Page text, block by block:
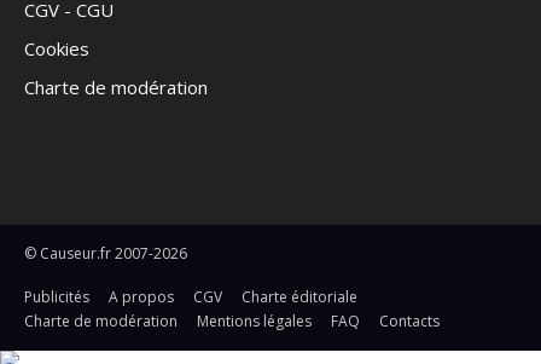
CGV - CGU
Cookies
Charte de modération
© Causeur.fr 2007-2026
Publicités A propos CGV
Charte éditoriale
Charte de modération
Mentions légales FAQ Contacts